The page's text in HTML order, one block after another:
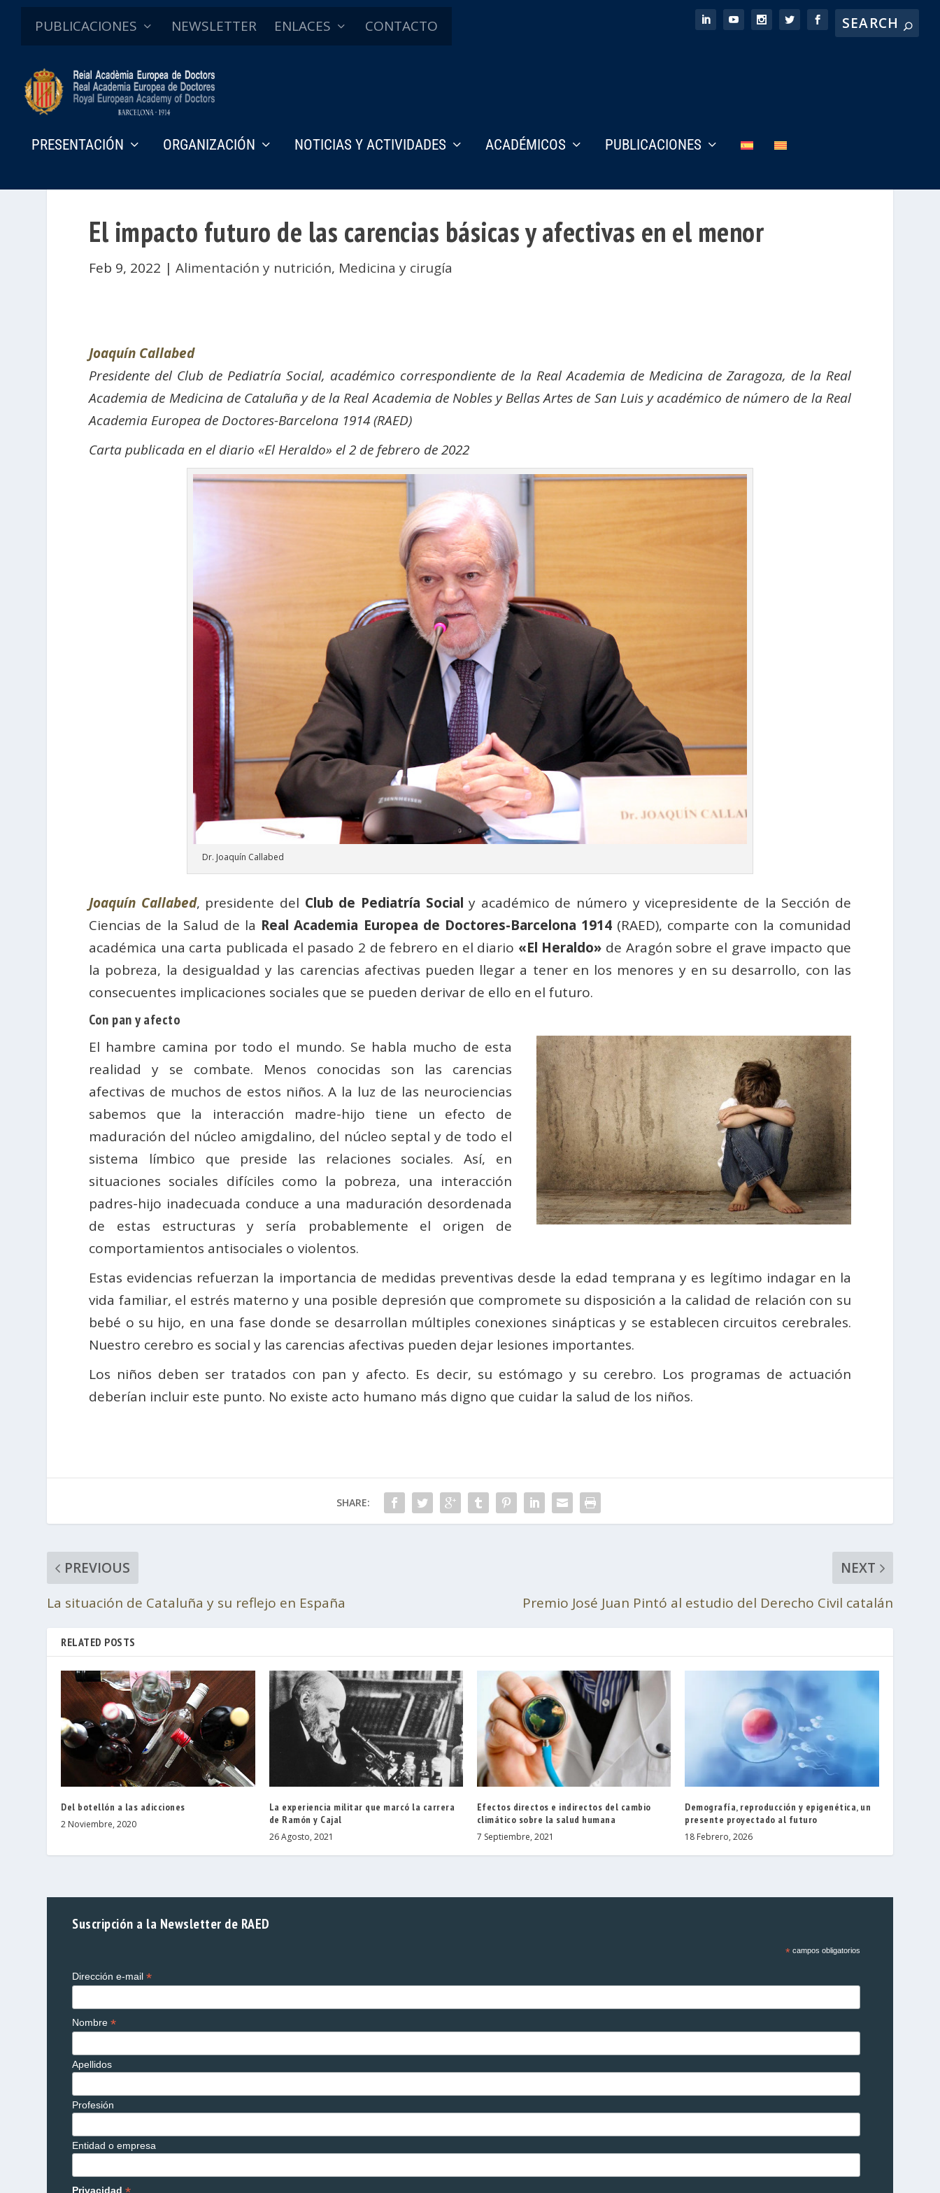
PUBLICACIONES NEWSLETTER ENLACES CONTACTO
PRESENTACIÓN ORGANIZACIÓN NOTICIAS Y ACTIVIDADES ACADÉMICOS PUBLICACIONES
El impacto futuro de las carencias básicas y afectivas en el menor
Feb 9, 2022 |Alimentación y nutrición, Medicina y cirugía
Joaquín Callabed
Presidente del Club de Pediatría Social, académico correspondiente de la Real Academia de Medicina de Zaragoza, de la Real
Academia de Medicina de Cataluña y de la Real Academia de Nobles y Bellas Artes de San Luis y académico de número de la Real
Academia Europea de Doctores-Barcelona 1914 (RAED)
Carta publicada en el diario «El Heraldo» el 2 de febrero de 2022
Dr. Joaquín Callabed
Joaquín Callabed, presidente del Club de Pediatría Socialy académico de número y vicepresidente de la Sección de
Ciencias de la Salud de la Real Academia Europea de Doctores-Barcelona 1914 (RAED), comparte con la comunidad
académica una carta publicada el pasado 2 de febrero en el diario «El Heraldo» de Aragón sobre el grave impacto que
la pobreza, la desigualdad y las carencias afectivas pueden llegar a tener en los menores y en su desarrollo, con las
consecuentes implicaciones sociales que se pueden derivar de ello en el futuro.
Con pan y afecto
El hambre camina por todo el mundo. Se habla mucho de esta
realidad y se combate. Menos conocidas son las carencias
afectivas de muchos de estos niños. A la luz de las neurociencias
sabemos que la interacción madre-hijo tiene un efecto de
maduración del núcleo amigdalino, del núcleo septal y de todo el
sistema límbico que preside las relaciones sociales. Así, en
situaciones sociales difíciles como la pobreza, una interacción
padres-hijo inadecuada conduce a una maduración desordenada
de estas estructuras y sería probablemente el origen de
comportamientos antisociales o violentos.
Estas evidencias refuerzan la importancia de medidas preventivas desde la edad temprana y es legítimo indagar en la
vida familiar, el estrés materno y una posible depresión que compromete su disposición a la calidad de relación con su
bebé o su hijo, en una fase donde se desarrollan múltiples conexiones sinápticas y se establecen circuitos cerebrales.
Nuestro cerebro es social y las carencias afectivas pueden dejar lesiones importantes.
Los niños deben ser tratados con pan y afecto. Es decir, su estómago y su cerebro. Los programas de actuación
deberían incluir este punto. No existe acto humano más digno que cuidar la salud de los niños.
SHARE:
PREVIOUS
La situación de Cataluña y su reflejo en España
NEXT
Premio José Juan Pintó al estudio del Derecho Civil catalán
RELATED POSTS
Del botellón a las adicciones
2 Noviembre, 2020
La experiencia militar que marcó la carrera
de Ramón y Cajal
26 Agosto, 2021
Efectos directos e indirectos del cambio
climático sobre la salud humana
7 Septiembre, 2021
Demografía, reproducción y epigenética, un
presente proyectado al futuro
18 Febrero, 2026
Suscripción a la Newsletter de RAED
*campos obligatorios
Dirección e-mail*
Nombre*
Apellidos
Profesión
Entidad o empresa
Privacidad